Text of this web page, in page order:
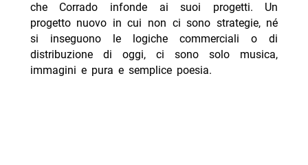
che Corrado infonde ai suoi progetti. Un
progetto nuovo in cui non ci sono strategie, né
si inseguono le logiche commerciali o di
distribuzione di oggi, ci sono solo musica,
immagini e pura e semplice poesia.